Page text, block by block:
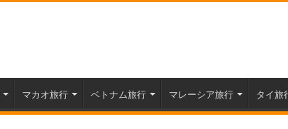
マカオ旅行 ベトナム旅行 マレーシア旅行 タイ旅